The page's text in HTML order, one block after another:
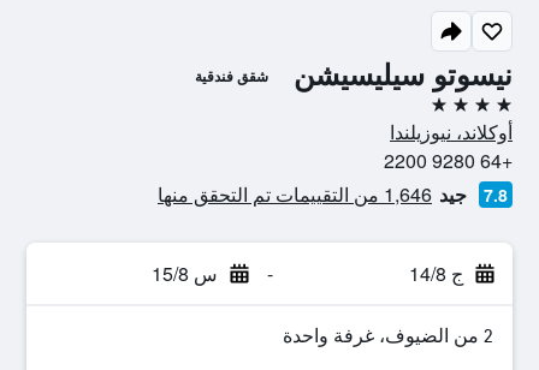
نيسوتو سيليسيشن شقق فندقية
4 نجوم
أوكلاند، نيوزيلندا
+64 9280 2200
7.8 جيد 1,646 من التقييمات تم التحقق منها
ج 14/8 - س 15/8
2 من الضيوف، غرفة واحدة